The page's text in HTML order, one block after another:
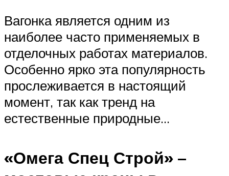
Вагонка является одним из
наиболее часто применяемых в
отделочных работах материалов.
Особенно ярко эта популярность
прослеживается в настоящий
момент, так как тренд на
естественные природные…
«Омега Спец Строй» –